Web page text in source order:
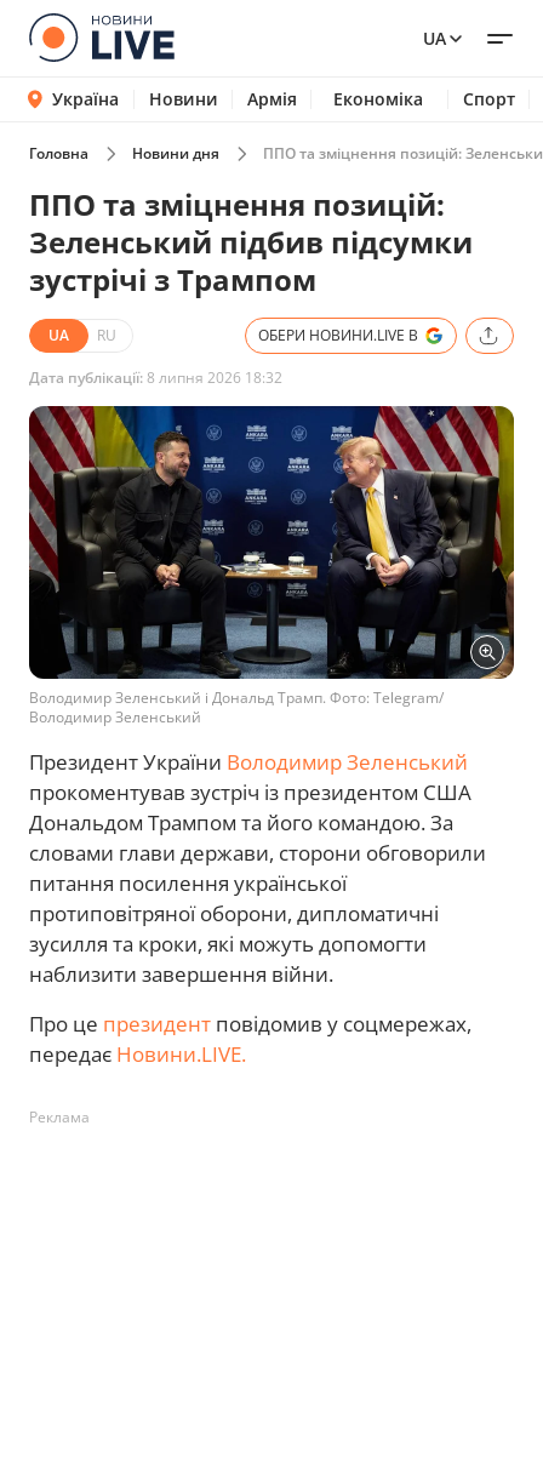
UA
Україна Новини Армія Економіка Спорт
Головна Новини дня ППО та зміцнення позицій:
ППО та зміцнення позицій:
Зеленський підбив підсумки
зустрічі з Трампом
UA RU ОБЕРИ НОВИНИ.LIVE В
Дата публікації:8 липня 2026 18:32
Володимир Зеленський і Дональд Трамп. Фото: Telegram/
Володимир Зеленський
Президент України Володимир Зеленський
прокоментував зустріч із президентом США
Дональдом Трампом та його командою. За
словами глави держави, сторони обговорили
питання посилення української
протиповітряної оборони, дипломатичні
зусилля та кроки, які можуть допомогти
наблизити завершення війни.
Про це президент повідомив у соцмережах,
передає Новини.LIVE.
Реклама